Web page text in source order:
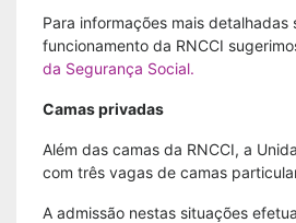
Para informações mais detalhadas
funcionamento da RNCCI
da Segurança Social.
Camas privadas
Além das camas da RNCCI, a
com três vagas de camas
A admissão nestas situações